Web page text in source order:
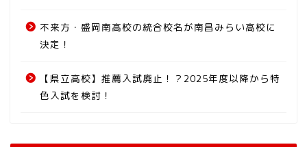
不来方・盛岡南高校の統合校名が南昌みらい高校に
決定！
【県立高校】推薦入試廃止！？2025年度以降から特
色入試を検討！